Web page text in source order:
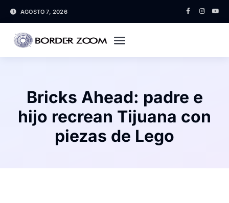
AGOSTO 7, 2026
Bricks Ahead: padre e
hijo recrean Tijuana con
piezas de Lego